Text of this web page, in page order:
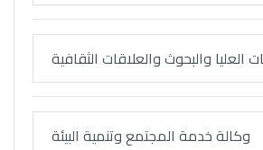
العليا والبحوث والعلاقات الثقافية
وكالة خدمة المجتمع وتنمية البيئة